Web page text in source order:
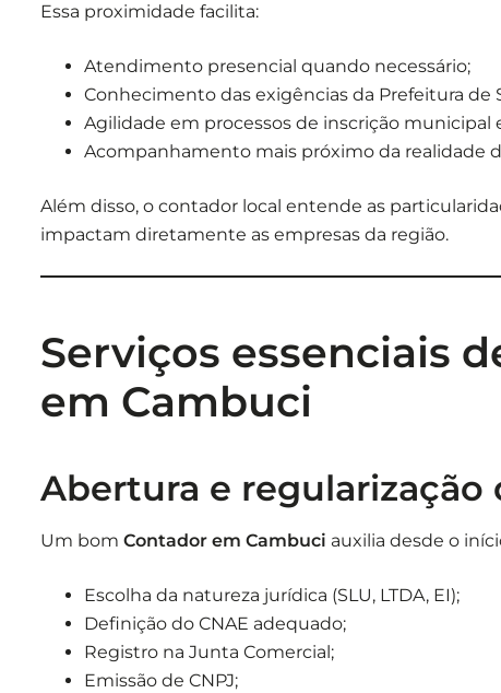
Essa proximidade facilita:
Atendimento presencial quando necessário;
Conhecimento das exigências da Prefeitura de
Agilidade em processos de inscrição municipal
Acompanhamento mais próximo da realidade
Além disso, o contador local entende as
impactam diretamente as empresas da região.
Serviços essenciais
em Cambuci
Abertura e regularização
Um bom Contador em Cambuci auxilia desde o
Escolha da natureza jurídica (SLU, LTDA, EI);
Definição do CNAE adequado;
Registro na Junta Comercial;
Emissão de CNPJ;